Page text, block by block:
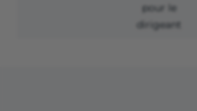
pour le
dirigeant